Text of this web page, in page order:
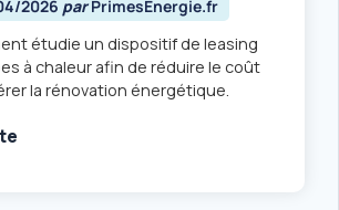
2026 parPrimesÉnergie.fr
étudie un dispositif de leasing
à chaleur afin de réduire le coût
la rénovation énergétique.